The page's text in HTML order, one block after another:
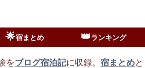
🌟宿まとめ 👑ランキング
をブログ宿泊記に収録。 宿まとめと